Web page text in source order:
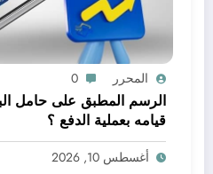
المحرر 0
الرسم المطبق على حامل
قيامه بعملية الدفع ؟
أغسطس 10, 2026